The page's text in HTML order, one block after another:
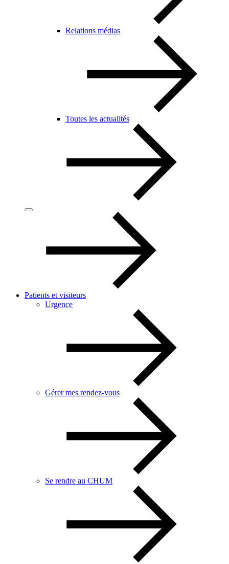
Relations médias
Toutes les actualités
Patients et visiteurs
Urgence
Gérer mes rendez-vous
Se rendre au CHUM